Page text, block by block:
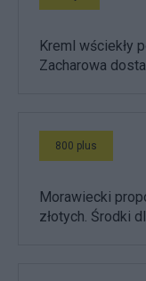
Kreml wściekły
Zacharowa
800 plus
Morawiecki
złotych. Środki